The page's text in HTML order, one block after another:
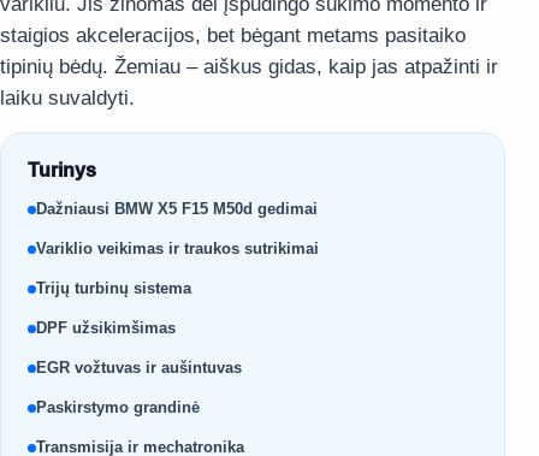
staigios akceleracijos, bet bėgant metams pasitaiko
tipinių bėdų. Žemiau – aiškus gidas, kaip jas atpažinti ir
laiku suvaldyti.
Turinys
Dažniausi BMW X5 F15 M50d gedimai
Variklio veikimas ir traukos sutrikimai
Trijų turbinų sistema
DPF užsikimšimas
EGR vožtuvas ir aušintuvas
Paskirstymo grandinė
Transmisija ir mechatronika